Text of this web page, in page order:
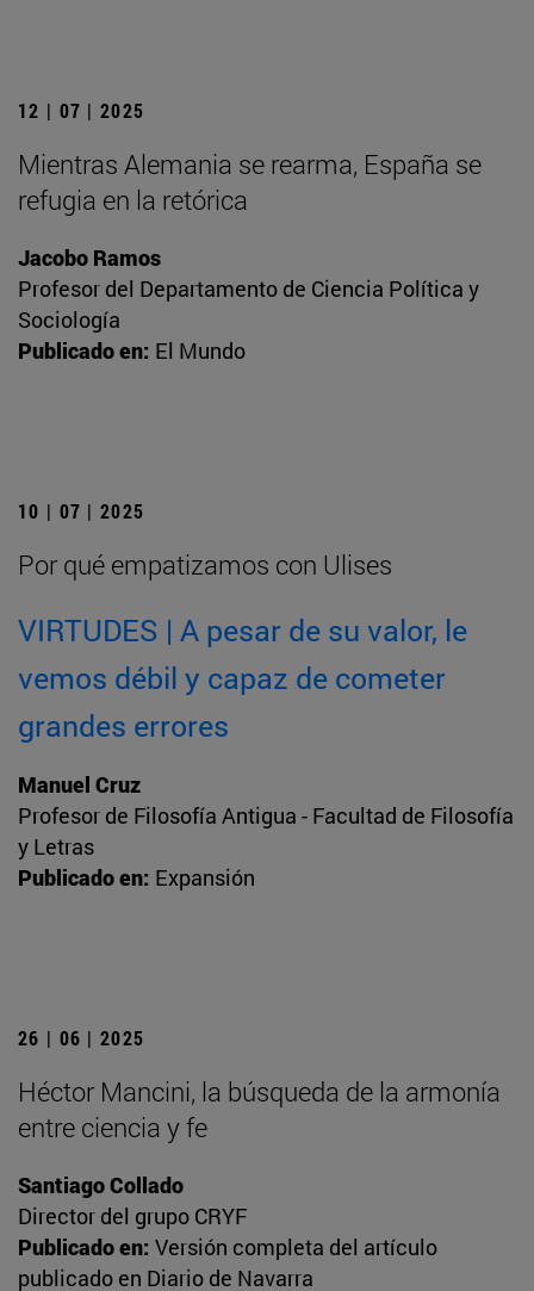
12 | 07 | 2025
Mientras Alemania se rearma, España se
refugia en la retórica
Jacobo Ramos
Profesor del Departamento de Ciencia Política y
Sociología
Publicado en: El Mundo
10 | 07 | 2025
Por qué empatizamos con Ulises
VIRTUDES | A pesar de su valor, le
vemos débil y capaz de cometer
grandes errores
Manuel Cruz
Profesor de Filosofía Antigua - Facultad de Filosofía
y Letras
Publicado en: Expansión
26 | 06 | 2025
Héctor Mancini, la búsqueda de la armonía
entre ciencia y fe
Santiago Collado
Director del grupo CRYF
Publicado en: Versión completa del artículo
publicado en Diario de Navarra